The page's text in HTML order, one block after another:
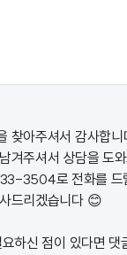
찾아주셔서 감사합니
겨주셔서 상담을 도
3504로 전화를 드
드리겠습니다 😊
하신 점이 있다면